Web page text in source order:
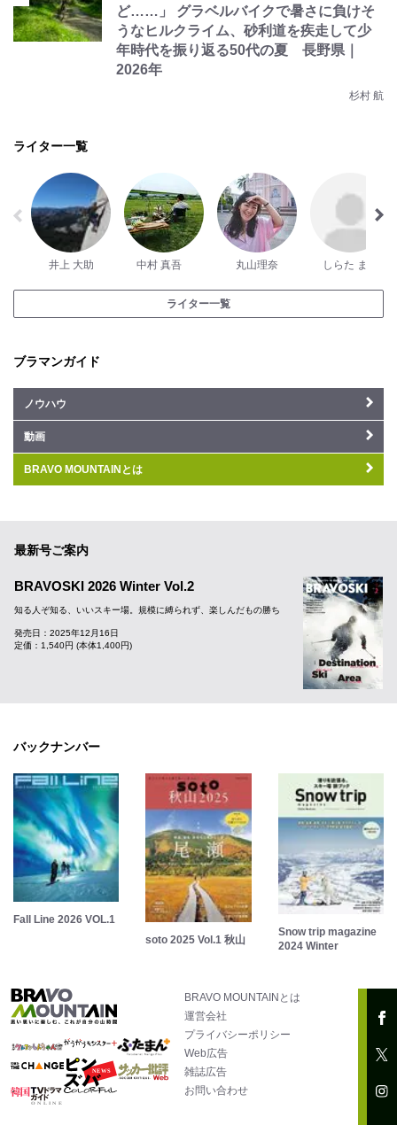
ど……」 グラベルバイクで暑さに負けそ
うなヒルクライム、砂利道を疾走して少
年時代を振り返る50代の夏 長野県｜
2026年
杉村 航
ライター一覧
井上 大助 中村 真吾 丸山理奈 しらた まち
ライター一覧
ブラマンガイド
ノウハウ
動画
BRAVO MOUNTAINとは
最新号ご案内
BRAVOSKI 2026 Winter Vol.2
知る人ぞ知る、いいスキー場。規模に縛られず、楽しんだもの勝ち
発売日：2025年12月16日
定価：1,540円 (本体1,400円)
バックナンバー
Fall Line 2026 VOL.1
soto 2025 Vol.1 秋山
Snow trip magazine
2024 Winter
BRAVO MOUNTAINとは
運営会社
プライバシーポリシー
Web広告
雑誌広告
お問い合わせ